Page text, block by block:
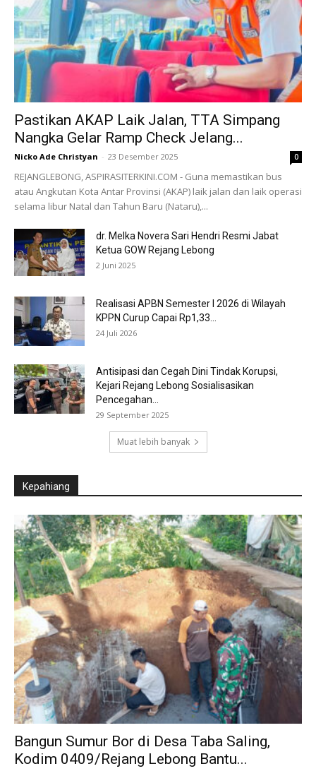
Pastikan AKAP Laik Jalan, TTA Simpang
Nangka Gelar Ramp Check Jelang...
Nicko Ade Christyan - 23 Desember 2025 0
REJANGLEBONG, ASPIRASITERKINI.COM - Guna memastikan bus
atau Angkutan Kota Antar Provinsi (AKAP) laik jalan dan laik operasi
selama libur Natal dan Tahun Baru (Nataru),...
dr. Melka Novera Sari Hendri Resmi Jabat
Ketua GOW Rejang Lebong
2 Juni 2025
Realisasi APBN Semester I 2026 di Wilayah
KPPN Curup Capai Rp1,33...
24 Juli 2026
Antisipasi dan Cegah Dini Tindak Korupsi,
Kejari Rejang Lebong Sosialisasikan
Pencegahan...
29 September 2025
Muat lebih banyak
Kepahiang
Bangun Sumur Bor di Desa Taba Saling,
Kodim 0409/Rejang Lebong Bantu...